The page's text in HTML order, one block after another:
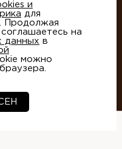
и Google
использования
и
для
Продолжая
на
данных в
можно